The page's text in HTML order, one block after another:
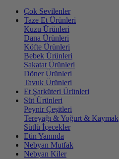
Çok Sevilenler
Taze Et Ürünleri
Kuzu Ürünleri
Dana Ürünleri
Köfte Ürünleri
Bebek Ürünleri
Sakatat Ürünleri
Döner Ürünleri
Tavuk Ürünleri
Et Şarküteri Ürünleri
Süt Ürünleri
Peynir Çeşitleri
Tereyağı & Yoğurt & Kaymak
Sütlü İçecekler
Etin Yanında
Nebyan Mutfak
Nebyan Kiler